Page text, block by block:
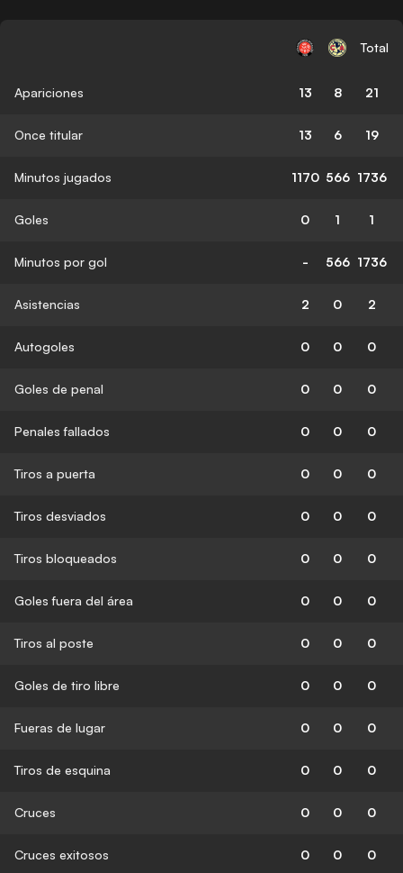
Total
Apariciones 13 8 21
Once titular 13 6 19
Minutos jugados 1170 566 1736
Goles 0 1 1
Minutos por gol - 566 1736
Asistencias 2 0 2
Autogoles 0 0 0
Goles de penal 0 0 0
Penales fallados 0 0 0
Tiros a puerta 0 0 0
Tiros desviados 0 0 0
Tiros bloqueados 0 0 0
Goles fuera del área 0 0 0
Tiros al poste 0 0 0
Goles de tiro libre 0 0 0
Fueras de lugar 0 0 0
Tiros de esquina 0 0 0
Cruces 0 0 0
Cruces exitosos 0 0 0